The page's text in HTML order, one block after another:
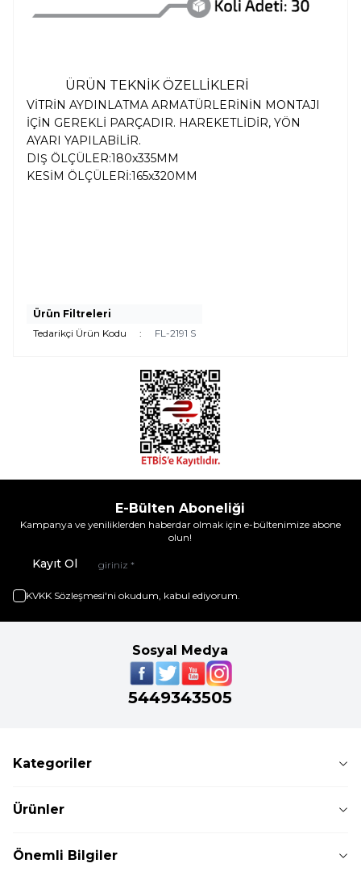
ÜRÜN TEKNİK ÖZELLİKLERİ
VİTRİN AYDINLATMA ARMATÜRLERİNİN MONTAJI
İÇİN GEREKLİ PARÇADIR. HAREKETLİDİR, YÖN
AYARI YAPILABİLİR.
DIŞ ÖLÇÜLER:180x335MM
KESİM ÖLÇÜLERİ:165x320MM
Ürün Filtreleri
Tedarikçi Ürün Kodu
: FL-2191 S
E-Bülten Aboneliği
Kampanya ve yeniliklerden haberdar olmak için e-bültenimize abone
olun!
Kayıt Ol
KVKK Sözleşmesi'ni okudum, kabul ediyorum.
Sosyal Medya
5449343505
Kategoriler
Ürünler
Önemli Bilgiler